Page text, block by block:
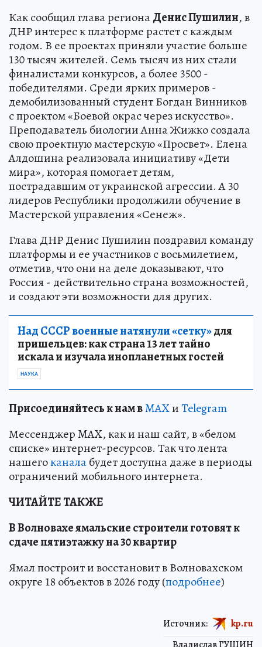
Как сообщил глава регионаДенис Пушилин, в
ДНР интерес к платформе растет с каждым
годом. В ее проектах приняли участие больше
130 тысяч жителей. Семь тысяч из них стали
финалистами конкурсов, а более 3500 -
победителями. Среди ярких примеров -
демобилизованный студент Богдан Винников
с проектом «Боевой окрас через искусство».
Преподаватель биологии Анна Жижко создала
свою проектную мастерскую «Просвет». Елена
Алдошина реализовала инициативу «Дети
мира», которая помогает детям,
пострадавшим от украинской агрессии. А 30
лидеров Республики продолжили обучение в
Мастерской управления «Сенеж».
Глава ДНР Денис Пушилин поздравил команду
платформы и ее участников с восьмилетием,
отметив, что они на деле доказывают, что
Россия - действительно страна возможностей,
и создают эти возможности для других.
Над СССР военные натянули «сетку»для
пришельцев: как страна 13 лет тайно
искала и изучала инопланетных гостей
НАУКА
Присоединяйтесь к нам вMAXиTelegram
Мессенджер MAX, как и наш сайт, в «белом
списке» интернет-ресурсов. Так что лента
нашегоканалабудет доступна даже в периоды
ограничений мобильного интернета.
ЧИТАЙТЕ ТАКЖЕ
В Волновахе ямальские строители готовят к
сдаче пятиэтажку на 30 квартир
Ямал построит и восстановит в Волновахском
округе 18 объектов в 2026 году (подробнее)
Источник: kp.ru